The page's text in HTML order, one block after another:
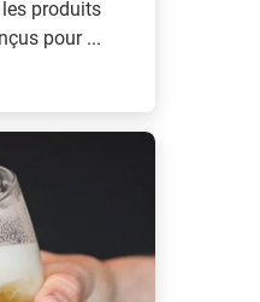
produits
pour ...